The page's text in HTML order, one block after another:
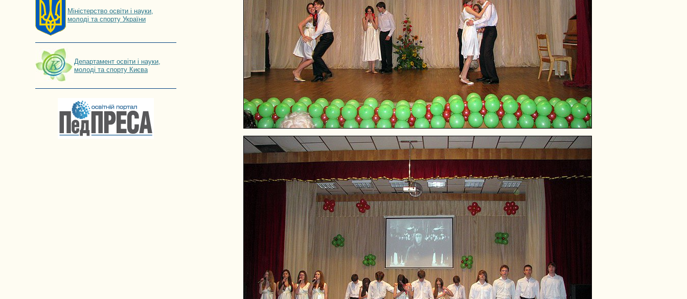
Мiнiстерство освiти і науки,
молоді та спорту України
Департамент освіти і науки,
молоді та спорту Києва